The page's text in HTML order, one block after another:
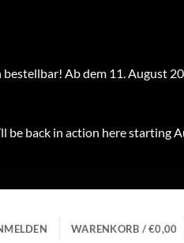
Ab dem 11. August
back in action here starting
WARENKORB /€0,00